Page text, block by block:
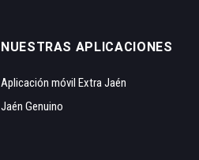
NUESTRAS APLICACIONES
Aplicación móvil Extra Jaén
Jaén Genuino